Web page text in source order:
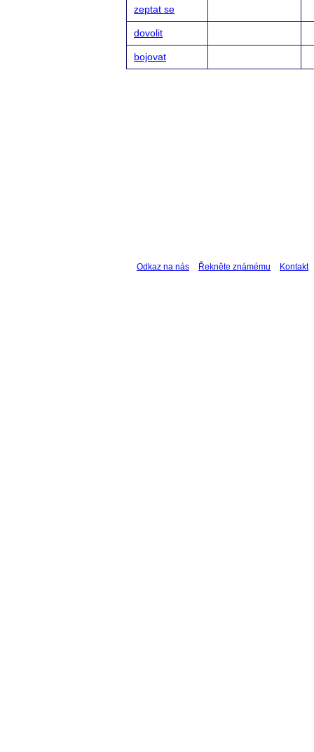
zeptat se
dovolit
bojovat
Odkaz na nás Řekněte známému Kontakt